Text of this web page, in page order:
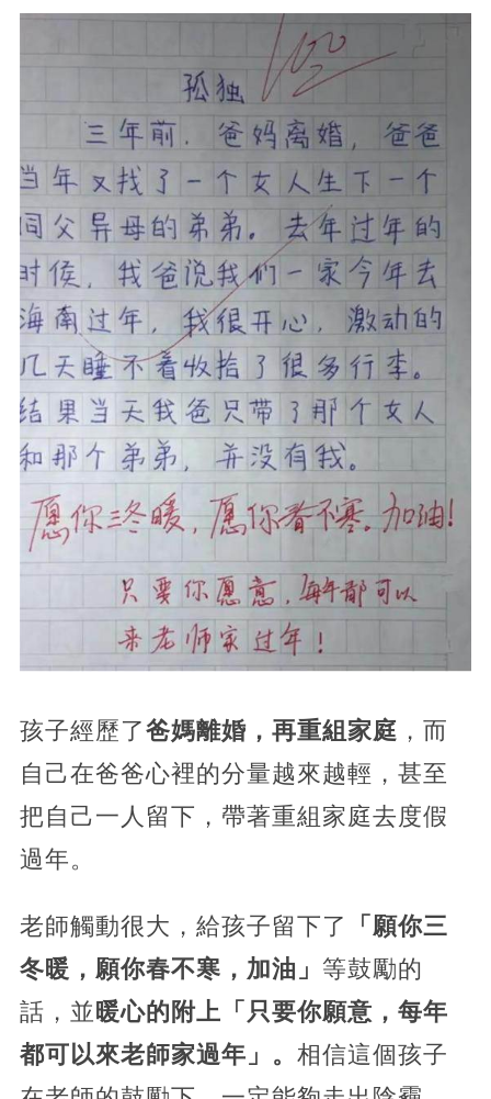
孩子經歷了爸媽離婚，再重組家庭 ，而
自己在爸爸心裡的分量越來越輕，甚至
把自己一人留下，帶著重組家庭去度假
過年。
老師觸動很大，給孩子留下了
「願你三
冬暖，願你春不寒，加油」 等鼓勵的
話，並 暖心的附上「只要你願意，每年
都可以來老師家過年」。 相信這個孩子